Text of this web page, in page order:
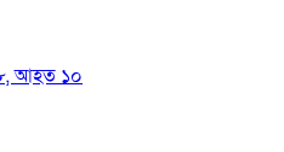
৮, আহত ১০